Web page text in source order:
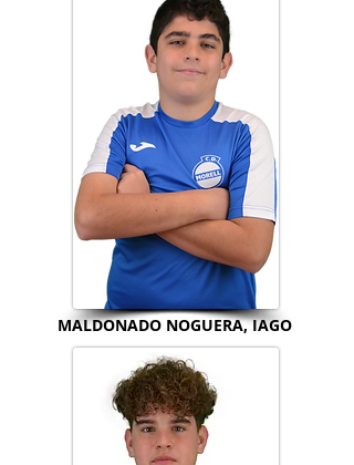
MALDONADO NOGUERA, IAGO